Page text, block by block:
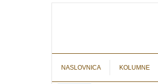
NASLOVNICA KOLUMNE